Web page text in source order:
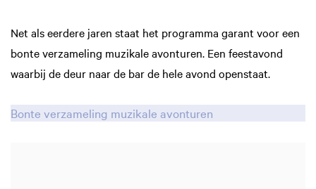
Net als eerdere jaren staat het programma garant voor een
bonte verzameling muzikale avonturen. Een feestavond
waarbij de deur naar de bar de hele avond openstaat.
Bonte verzameling muzikale avonturen